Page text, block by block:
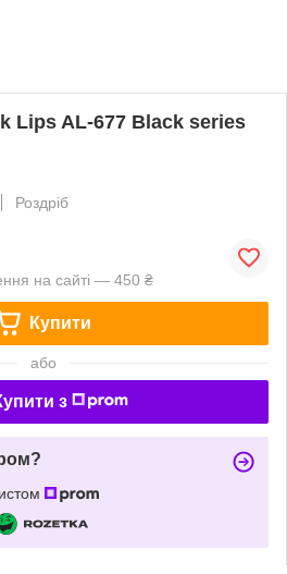
Lips AL-677 Black series
Роздріб
на сайті — 450 ₴
Купити
або
з